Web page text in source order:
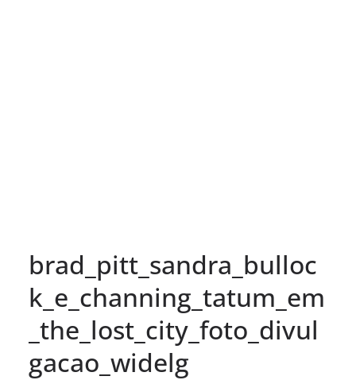
brad_pitt_sandra_bulloc
k_e_channing_tatum_em
_the_lost_city_foto_divul
gacao_widelg